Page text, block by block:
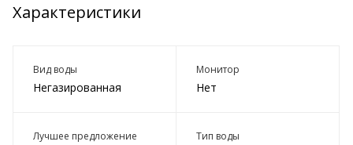
Характеристики
Вид воды
Негазированная
Монитор
Нет
Лучшее предложение Тип воды